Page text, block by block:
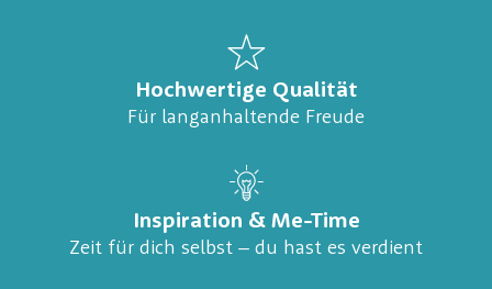
Hochwertige Qualität
Für langanhaltende Freude
Inspiration & Me-Time
Zeit für dich selbst – du hast es verdient